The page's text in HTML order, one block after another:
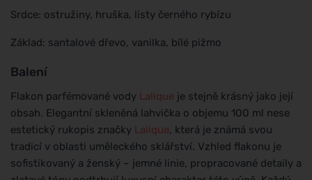
Srdce: ostružiny, hruška, listy černého rybízu
Základ: santalové dřevo, vanilka, bílé pižmo
Balení
Flakon parfémované vody Lalique je stejně krásný jako její
obsah. Elegantní skleněná lahvička o objemu 100 ml nese
estetický rukopis značky Lalique, která je známá svou
tradicí v oblasti uměleckého sklářství. Vzhled flakonu je
sofistikovaný a ženský – jemné linie, propracované detaily a